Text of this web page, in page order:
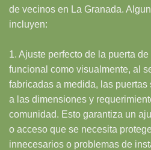
de vecinos en La Granada.
incluyen:
1. Ajuste perfecto de la puerta
funcional como visualmente, al
fabricadas a medida, las
a las dimensiones y
comunidad. Esto garantiza un
o acceso que se necesita
innecesarios o problemas de